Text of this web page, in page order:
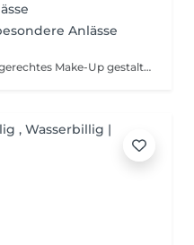
Anlässe
Lerne wie an du dir selber ein typgerechtes Make-Up gestalten kannst! Unter meiner Anleitung erstellst du einen typgerechten Make-Up Look. Wenn du möchtest, analysieren wir deine Make-Up Bag ebenfalls & schauen, was wie funktioniert. Bei dem normalen Coaching arbeiten wir ausschließlich mit meinen Make-Up Empfehlungen, daher dauert dieses Coaching etwas weniger lang. Erscheine gerne ungeschminkt.